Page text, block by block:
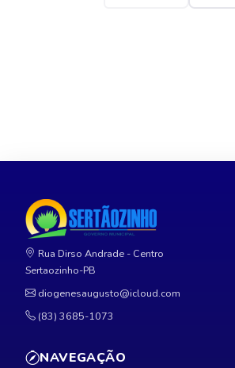
Rua Dirso Andrade - Centro
Sertaozinho-PB
diogenesaugusto@icloud.com
(83) 3685-1073
NAVEGAÇÃO